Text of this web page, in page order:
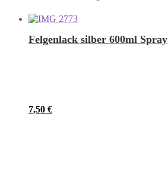
Felgenlack silber 600ml Spray
7,50 €